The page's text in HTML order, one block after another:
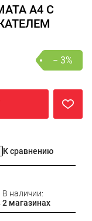
А4 С
− 3%
К сравнению
В наличии:
2 магазинах